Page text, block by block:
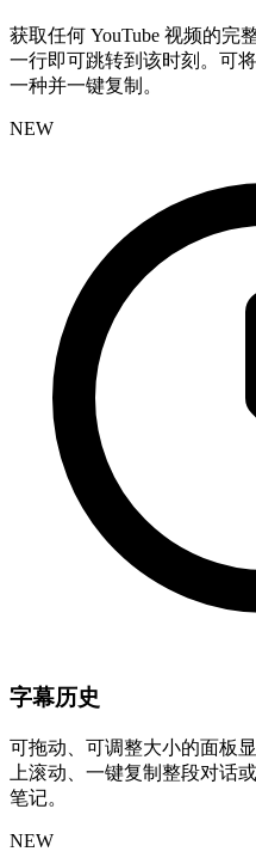
获取任何 YouTube 视频的完
一行即可跳转到该时刻。可
一种并一键复制。
NEW
字幕历史
可拖动、可调整大小的面板
上滚动、一键复制整段对话
笔记。
NEW